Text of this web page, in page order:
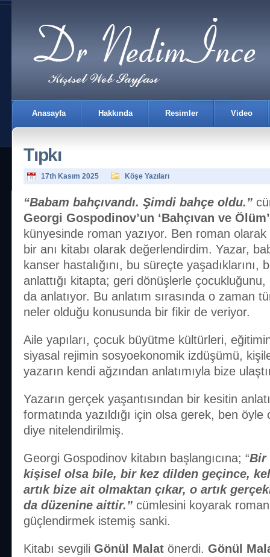
Anasayfa Hakkında Resimler Video
İletişim
Tıpkı
17th Kasım 2025 Köşe Yazıları
“Babam bahçıvandı. Şimdi bahçe oldu.”
Georgi Gospodinov’un ‘Bahçıvan ve Ölüm’
künyesinde roman yazıyor. Ben roman
bir anı kitabı olarak değerlendirdim. Yazar,
kanser hastalığını, bu süreçte yaşadıklarını,
anlattığı kitapta; geri dönüşlerle çocukluğunu,
da anlatıyor. Bu anlatım sırasında o zaman
neler olduğu konusunda bir fikir de veriyor.
Aile yapıları, çocuk büyütme kültürleri,
siyasal rejimin sosyoekonomik izdüşümü,
yazarın kendi ağzından anlatımıyla bize
Yazarın gerçek yaşantısından bir kesitin
formatında yazıldığı için olsa gerek, ben
diye nitelendirilmiş.
Georgi Gospodinov kitabın başlangıcına; “Bir
kişisel olsa bile, bir kez dilden geçince,
artık bize ait olmaktan çıkar, o artık
da düzenine aittir.” cümlesini koyarak roman
güçlendirmek istemiş sanki.
Kitabı sevgili Gönül Malat önerdi. Gönül